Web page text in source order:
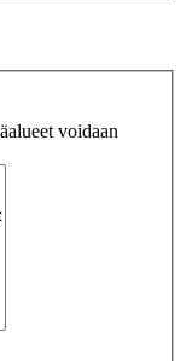
voidaan